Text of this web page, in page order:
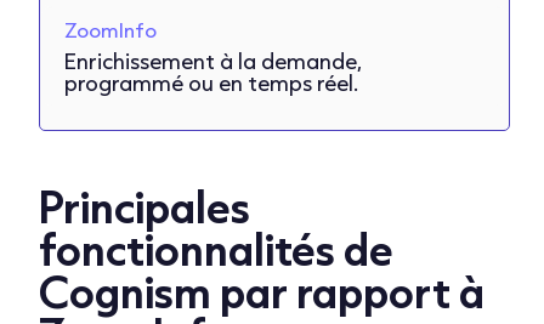
ZoomInfo
Enrichissement à la demande,
programmé ou en temps réel.
Principales
fonctionnalitésde
Cognism par rapport à